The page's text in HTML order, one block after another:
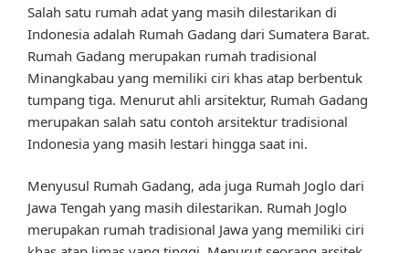
Salah satu rumah adat yang masih dilestarikan di
Indonesia adalah Rumah Gadang dari Sumatera Barat.
Rumah Gadang merupakan rumah tradisional
Minangkabau yang memiliki ciri khas atap berbentuk
tumpang tiga. Menurut ahli arsitektur, Rumah Gadang
merupakan salah satu contoh arsitektur tradisional
Indonesia yang masih lestari hingga saat ini.
Menyusul Rumah Gadang, ada juga Rumah Joglo dari
Jawa Tengah yang masih dilestarikan. Rumah Joglo
merupakan rumah tradisional Jawa yang memiliki ciri